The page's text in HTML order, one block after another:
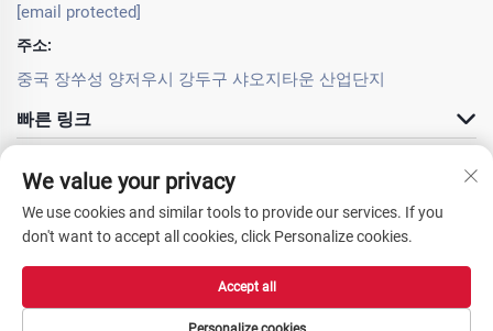
[email protected]
주소:
중국 장쑤성 양저우시 강두구 샤오지타운 산업단지
빠른 링크
Copyright © 2025 Yangzhou OURS Machinery Co., Ltd. All rights reserved. -
개인정보 처리방침
We value your privacy
We use cookies and similar tools to provide our services. If you
don't want to accept all cookies, click Personalize cookies.
Accept all